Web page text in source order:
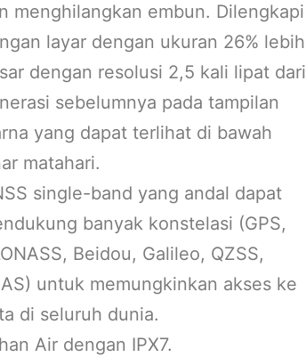
menghilangkan embun. Dilengkapi
layar dengan ukuran 26% lebih
dengan resolusi 2,5 kali lipat dari
sebelumnya pada tampilan
yang dapat terlihat di bawah
matahari.
single-band yang andal dapat
banyak konstelasi (GPS,
Beidou, Galileo, QZSS,
untuk memungkinkan akses ke
di seluruh dunia.
Air dengan IPX7.